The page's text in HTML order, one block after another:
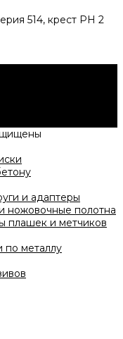
514, крест PH 2
и адаптеры
ножовочные полотна
плашек и метчиков
по металлу